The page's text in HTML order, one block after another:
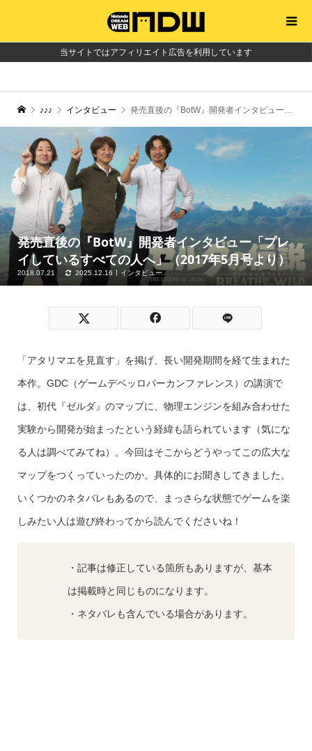
当サイトではアフィリエイト広告を利用しています
♪♪♪ インタビュー 発売直後の『BotW』開発者インタビュー「プレイしているすべての人へ」（2017年5月号より）
発売直後の『BotW』開発者インタビュー「プレ
イしているすべての人へ」（2017年5月号より）
2018.07.21 2025.12.16 インタビュー
「アタリマエを見直す」を掲げ、長い開発期間を経て生まれた
本作。GDC（ゲームデベッロパーカンファレンス）の講演で
は、初代『ゼルダ』のマップに、物理エンジンを組み合わせた
実験から開発が始まったという経緯も語られています（気にな
る人は調べてみてね）。今回はそこからどうやってこの広大な
マップをつくっていったのか。具体的にお聞きしてきました。
いくつかのネタバレもあるので、まっさらな状態でゲームを楽
しみたい人は遊び終わってから読んでくださいね！
・記事は修正している箇所もありますが、基本
は掲載時と同じものになります。
・ネタバレも含んでいる場合があります。